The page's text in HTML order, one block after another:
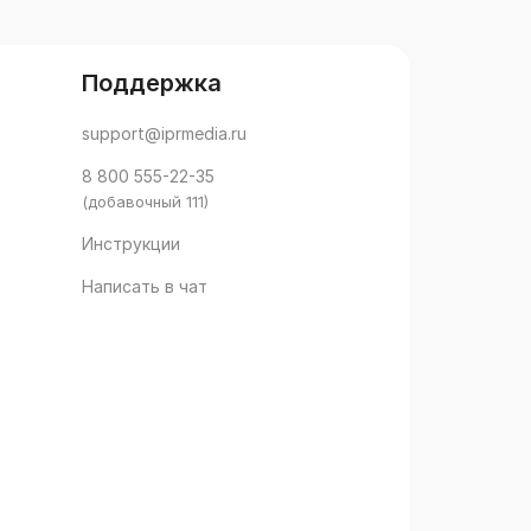
Поддержка
support@iprmedia.ru
8 800 555-22-35
(добавочный 111)
Инструкции
Написать в чат